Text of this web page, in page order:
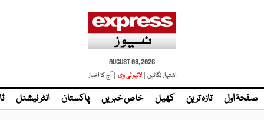
AUGUST 08, 2026
اشتہار لگائیں | لائیو ٹی وی | آج کا اخبار
صفحۂ اول تازہ ترین کھیل خاص خبریں پاکستان انٹر نیشنل